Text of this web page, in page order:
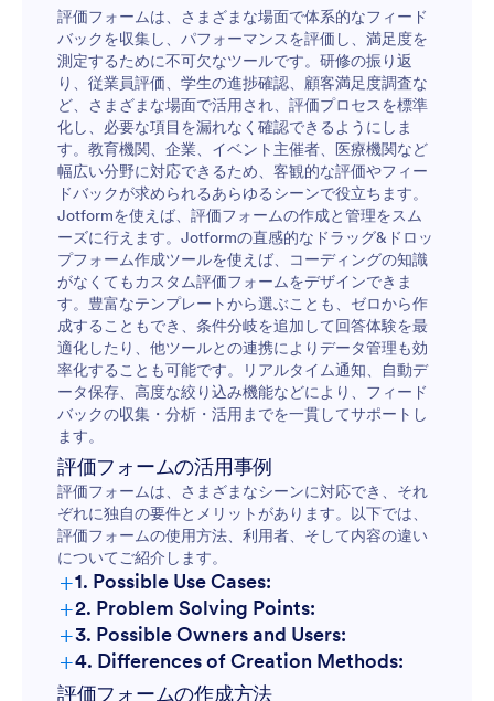
評価フォームは、さまざまな場面で体系的なフィード
バックを収集し、パフォーマンスを評価し、満足度を
測定するために不可欠なツールです。研修の振り返
り、従業員評価、学生の進捗確認、顧客満足度調査な
ど、さまざまな場面で活用され、評価プロセスを標準
化し、必要な項目を漏れなく確認できるようにしま
す。教育機関、企業、イベント主催者、医療機関など
幅広い分野に対応できるため、客観的な評価やフィー
ドバックが求められるあらゆるシーンで役立ちます。
Jotformを使えば、評価フォームの作成と管理をスム
ーズに行えます。Jotformの直感的なドラッグ&ドロッ
プフォーム作成ツールを使えば、コーディングの知識
がなくてもカスタム評価フォームをデザインできま
す。豊富なテンプレートから選ぶことも、ゼロから作
成することもでき、条件分岐を追加して回答体験を最
適化したり、他ツールとの連携によりデータ管理も効
率化することも可能です。リアルタイム通知、自動デ
ータ保存、高度な絞り込み機能などにより、フィード
バックの収集・分析・活用までを一貫してサポートし
ます。
評価フォームの活用事例
評価フォームは、さまざまなシーンに対応でき、それ
ぞれに独自の要件とメリットがあります。以下では、
評価フォームの使用方法、利用者、そして内容の違い
についてご紹介します。
+1. Possible Use Cases:
+2. Problem Solving Points:
+3. Possible Owners and Users:
+4. Differences of Creation Methods:
従業員評価：
評価フォームの作成方法